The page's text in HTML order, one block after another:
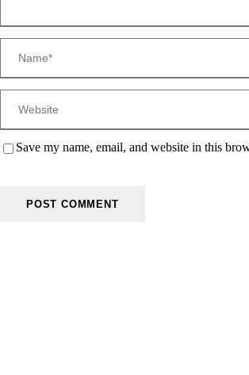
Save my name, email, and website in this